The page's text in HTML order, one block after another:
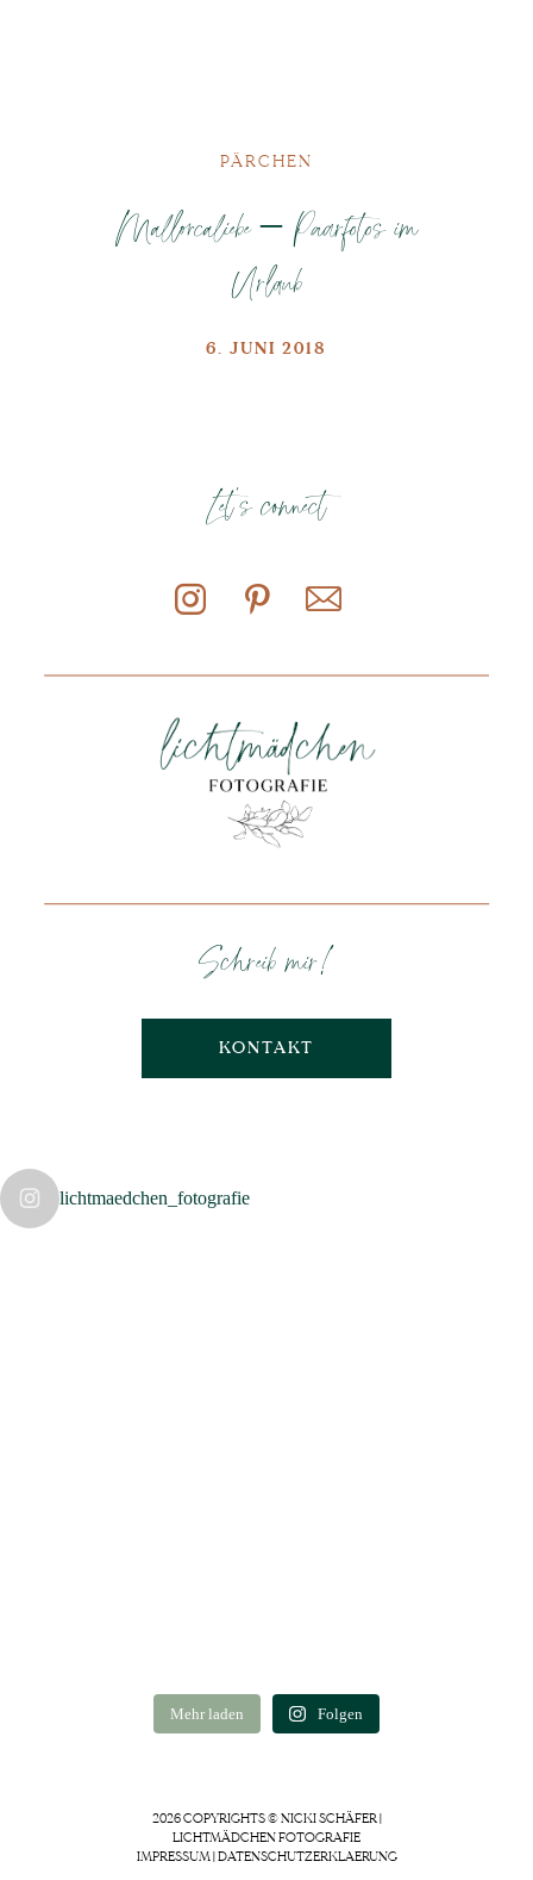
PÄRCHEN
Mallorcaliebe – Paarfotos im
Urlaub
6. JUNI 2018
Schreib mir!
Let's connect
KONTAKT
lichtmaedchen_fotografie
Mehr laden Folgen
2026 COPYRIGHTS © NICKI SCHÄFER |
LICHTMÄDCHEN FOTOGRAFIE
IMPRESSUM |DATENSCHUTZERKLAERUNG